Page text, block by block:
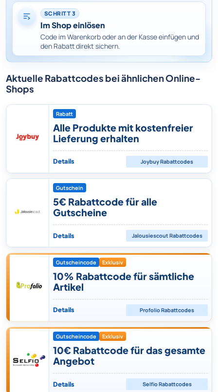
SCHRITT 3
Im Shop einlösen
Code im Warenkorb oder an der Kasse einfügen und
den Rabatt direkt sichern.
Aktuelle Rabattcodes bei ähnlichen Online-
Shops
Rabatt
Alle Produkte mit kostenfreier
Lieferung erhalten
Details JoybuyRabattcodes
Gutschein
5€ Rabattcode für alle
Gutscheine
Details JalousiescoutRabattcodes
Gutscheincode Exklusiv
10% Rabattcode für sämtliche
Artikel
Details ProfolioRabattcodes
Gutscheincode Exklusiv
10€ Rabattcode für das gesamte
Angebot
Details SelfioRabattcodes